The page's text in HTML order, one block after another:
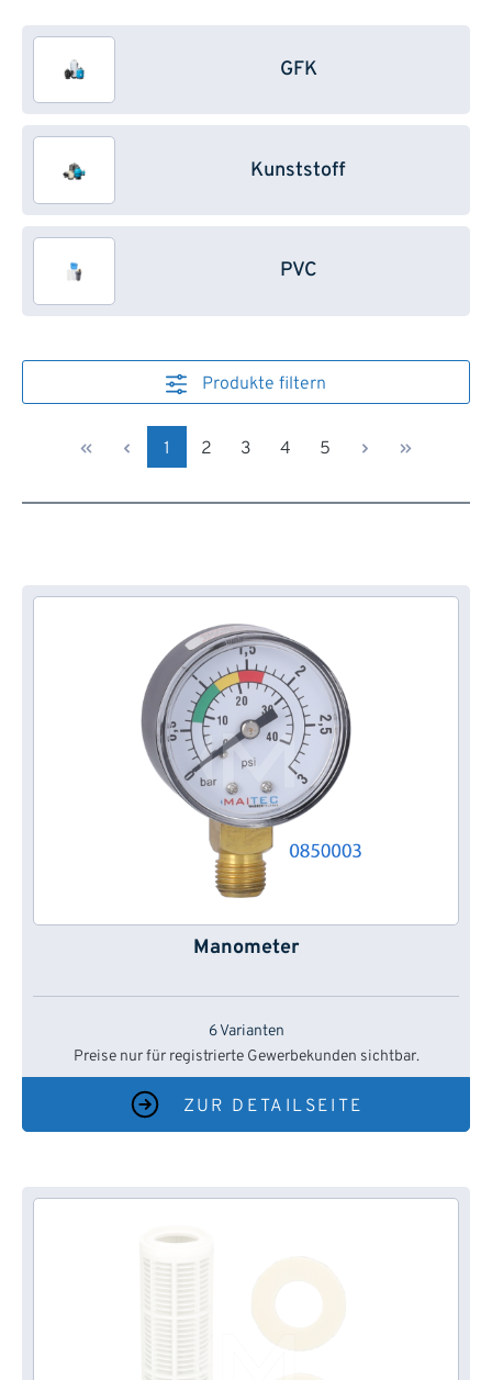
GFK
Kunststoff
PVC
Produkte filtern
Seite
1 Seite
2 Seite
3 Seite
4 Seite
5
Manometer
6 Varianten
Preise nur für registrierte Gewerbekunden sichtbar.
ZUR DETAILSEITE